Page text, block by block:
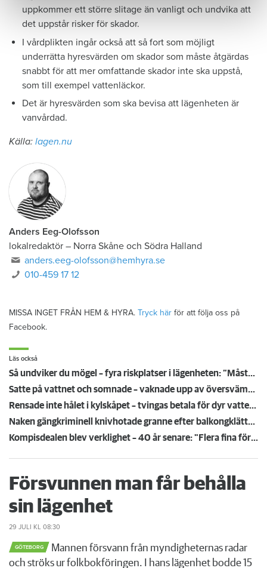
uppkommer ett större slitage än vanligt och undvika att
det uppstår risker för skador.
I vårdplikten ingår också att så fort som möjligt
underrätta hyresvärden om skador som måste åtgärdas
snabbt för att mer omfattande skador inte ska uppstå,
som till exempel vattenläckor.
Det är hyresvärden som ska bevisa att lägenheten är
vanvårdad.
Källa: lagen.nu
Anders Eeg-Olofsson
lokalredaktör – Norra Skåne och Södra Halland
anders.eeg-olofsson@hemhyra.se
010-459 17 12
MISSA INGET FRÅN HEM & HYRA. Tryck här för att följa oss på
Facebook.
Läs också
Så undviker du mögel – fyra riskplatser i lägenheten: ”Måste städa bort”
Satte på vattnet och somnade – vaknade upp av översvämning hos grannen
Rensade inte hålet i kylskåpet – tvingas betala för dyr vattenskada
Naken gängkriminell knivhotade granne efter balkongklättring
Kompisdealen blev verklighet – 40 år senare: "Flera fina fördelar med att dela bostad"
Försvunnen man får behålla
sin lägenhet
29 JULI KL 08:30
GÖTEBORG
Mannen försvann från myndigheternas radar
och ströks ur folkbokföringen. I hans lägenhet bodde 15